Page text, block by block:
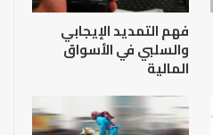
فهم التمديد الإيجابي
والسلبي في الأسواق
المالية